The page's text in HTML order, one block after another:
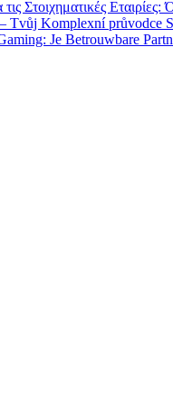
Στοιχηματικές
Tvůj Komplexní průvodce
Je Betrouwbare